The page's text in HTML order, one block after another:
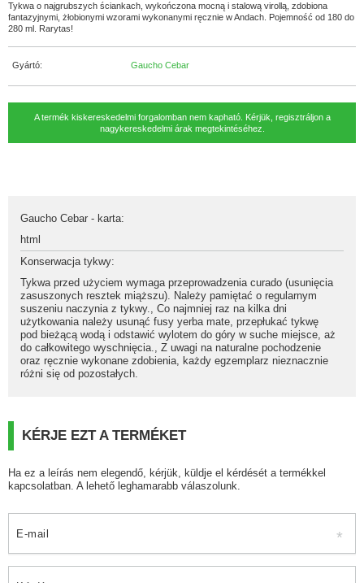
Tykwa o najgrubszych ściankach, wykończona mocną i stalową virollą, zdobiona
fantazyjnymi, żłobionymi wzorami wykonanymi ręcznie w Andach. Pojemność od 180 do
280 ml. Rarytas!
Gyártó: Gaucho Cebar
A termék kiskereskedelmi forgalomban nem kapható. Kérjük, regisztráljon a
nagykereskedelmi árak megtekintéséhez.
Gaucho Cebar - karta:
html
Konserwacja tykwy:
Tykwa przed użyciem wymaga przeprowadzenia curado (usunięcia
zasuszonych resztek miąższu). Należy pamiętać o regularnym
suszeniu naczynia z tykwy., Co najmniej raz na kilka dni
użytkowania należy usunąć fusy yerba mate, przepłukać tykwę
pod bieżącą wodą i odstawić wylotem do góry w suche miejsce, aż
do całkowitego wyschnięcia., Z uwagi na naturalne pochodzenie
oraz ręcznie wykonane zdobienia, każdy egzemplarz nieznacznie
różni się od pozostałych.
KÉRJE EZT A TERMÉKET
Ha ez a leírás nem elegendő, kérjük, küldje el kérdését a termékkel
kapcsolatban. A lehető leghamarabb válaszolunk.
E-mail